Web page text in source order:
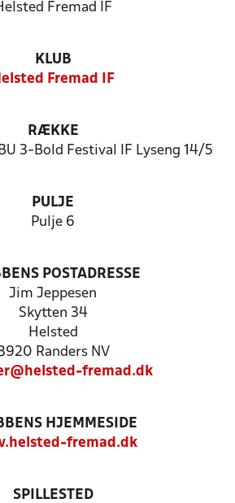
Fremad IF
KLUB
Fremad IF
RÆKKE
3-Bold Festival IF Lyseng 14/5
PULJE
Pulje 6
POSTADRESSE
Jim Jeppesen
Skytten 34
Helsted
Randers NV
fremad.dk
HJEMMESIDE
fremad.dk
SPILLESTED